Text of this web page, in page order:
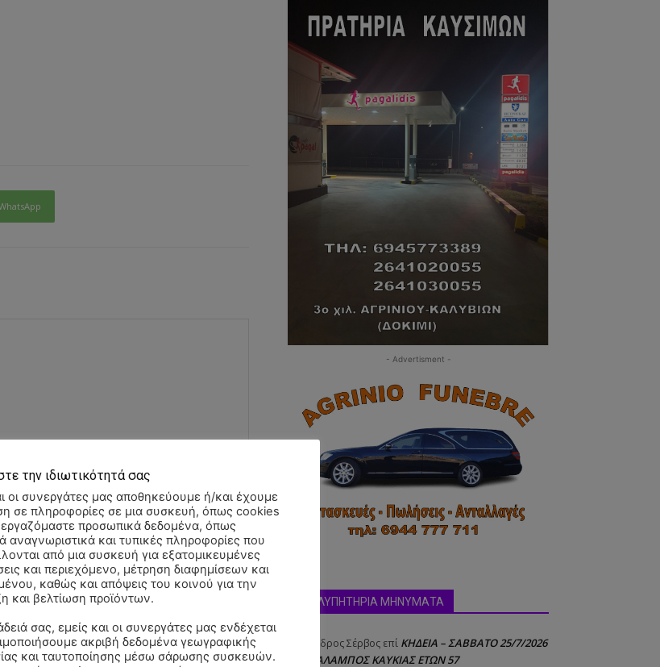
Ιστοσελίδα:
τον ιστότοπό μου σε αυτό το πρόγραμμα
- Advertisment -
ΣΥΛΛΥΠΗΤΗΡΙΑ ΜΗΝΥΜΑΤΑ
Αλέξανδρος Σέρβος επί ΚΗΔΕΙΑ – ΣΑΒΒΑΤΟ 25/7/2026
– ΧΑΡΑΛΑΜΠΟΣ ΚΑΥΚΙΑΣ ΕΤΩΝ 57
την ιδιωτικότητά σας
οι συνεργάτες μας αποθηκεύουμε ή/και έχουμε
σε πληροφορίες σε μια συσκευή, όπως cookies
προσωπικά δεδομένα, όπως
αναγνωριστικά και τυπικές πληροφορίες που
από μια συσκευή για εξατομικευμένες
και περιεχόμενο, μέτρηση διαφημίσεων και
καθώς και απόψεις του κοινού για την
και βελτίωση προϊόντων.
σας, εμείς και οι συνεργάτες μας ενδέχεται
ακριβή δεδομένα γεωγραφικής
και ταυτοποίησης μέσω σάρωσης συσκευών.